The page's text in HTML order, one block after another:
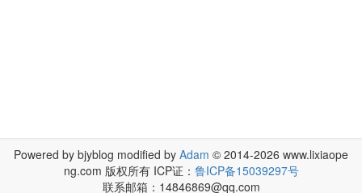
Powered by bjyblog modified by Adam © 2014-2026 www.lixiaope
ng.com 版权所有 ICP证： 鲁ICP备15039297号
联系邮箱：14846869@qq.com